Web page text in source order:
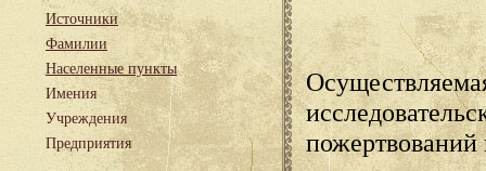
Источники
Фамилии
Населенные пункты
Имения
Учреждения
Предприятия
пожертвований